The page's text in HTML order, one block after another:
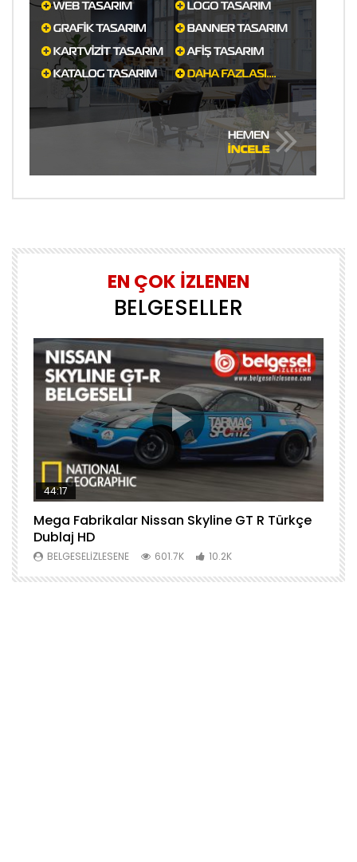
EN ÇOK İZLENEN
BELGESELLER
44:17
Mega Fabrikalar Nissan Skyline GT R Türkçe
Dublaj HD
BELGESELIZLESENE 601.7K 10.2K